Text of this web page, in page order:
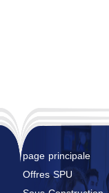
page principale
Offres SPU